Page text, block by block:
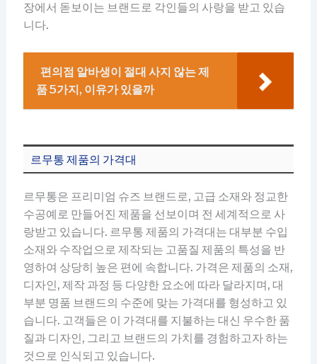
장에서 돋보이는 브랜드로 각인들의 사랑을 받고 있습
니다.
편의점 알바생이 절대 사지 않는 제
품 5가지, 이유가 있을까
르무통 제품의 가격대
르무통은 프리미엄 슈즈 브랜드로, 고급 소재와 정교한
수공예로 만들어진 제품을 선보이며 전 세계적으로 사
랑받고 있습니다. 르무통 제품의 가격대는 대부분 수입
소재와 수작업으로 제작되는 고품질 제품의 특성을 반
영하여 상당히 높은 편에 속합니다. 가격은 제품의 소재,
디자인, 제작 과정 등 다양한 요소에 따라 달라지며, 대
부분 명품 브랜드의 수준에 맞는 가격대를 형성하고 있
습니다. 고객들은 이 가격대를 지불하는 대신 우수한 품
질과 디자인, 그리고 브랜드의 가치를 경험하고자 하는
것으로 인식되고 있습니다.